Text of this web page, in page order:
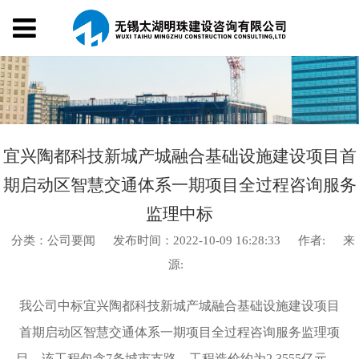
宜兴陶都科技新城产城融合基础设施建设项目首
期启动区智慧交通体系一期项目全过程咨询服务
监理中标
分类：公司要闻 发布时间：2022-10-09 16:28:33 作者:
来
源:
我公司中标宜兴陶都科技新城产城融合基础设施建设项目
首期启动区智慧交通体系一期项目全过程咨询服务监理项